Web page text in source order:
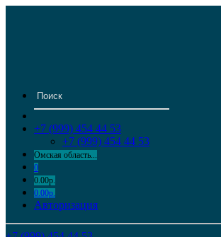
+7 (999) 454 44 53
+7 (999) 454 44 53
Омская область...
0
0.00р.
0.00р.
Авторизация